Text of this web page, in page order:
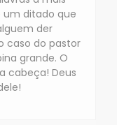
um ditado que
der
caso do pastor
grande. O
cabeça! Deus